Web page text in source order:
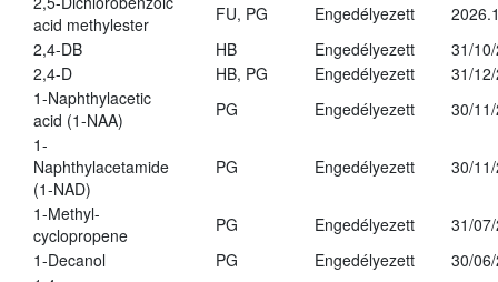
acid methylester
FU, PG Engedélyezett
2,4-DB
HB Engedélyezett
31/
2,4-D
HB, PG Engedélyezett
31/
1-Naphthylacetic
acid (1-NAA)
PG Engedélyezett
30/
1-
Naphthylacetamide
(1-NAD)
PG Engedélyezett 30/
1-Methyl-
cyclopropene
PG Engedélyezett
31/
1-Decanol
PG Engedélyezett
30/